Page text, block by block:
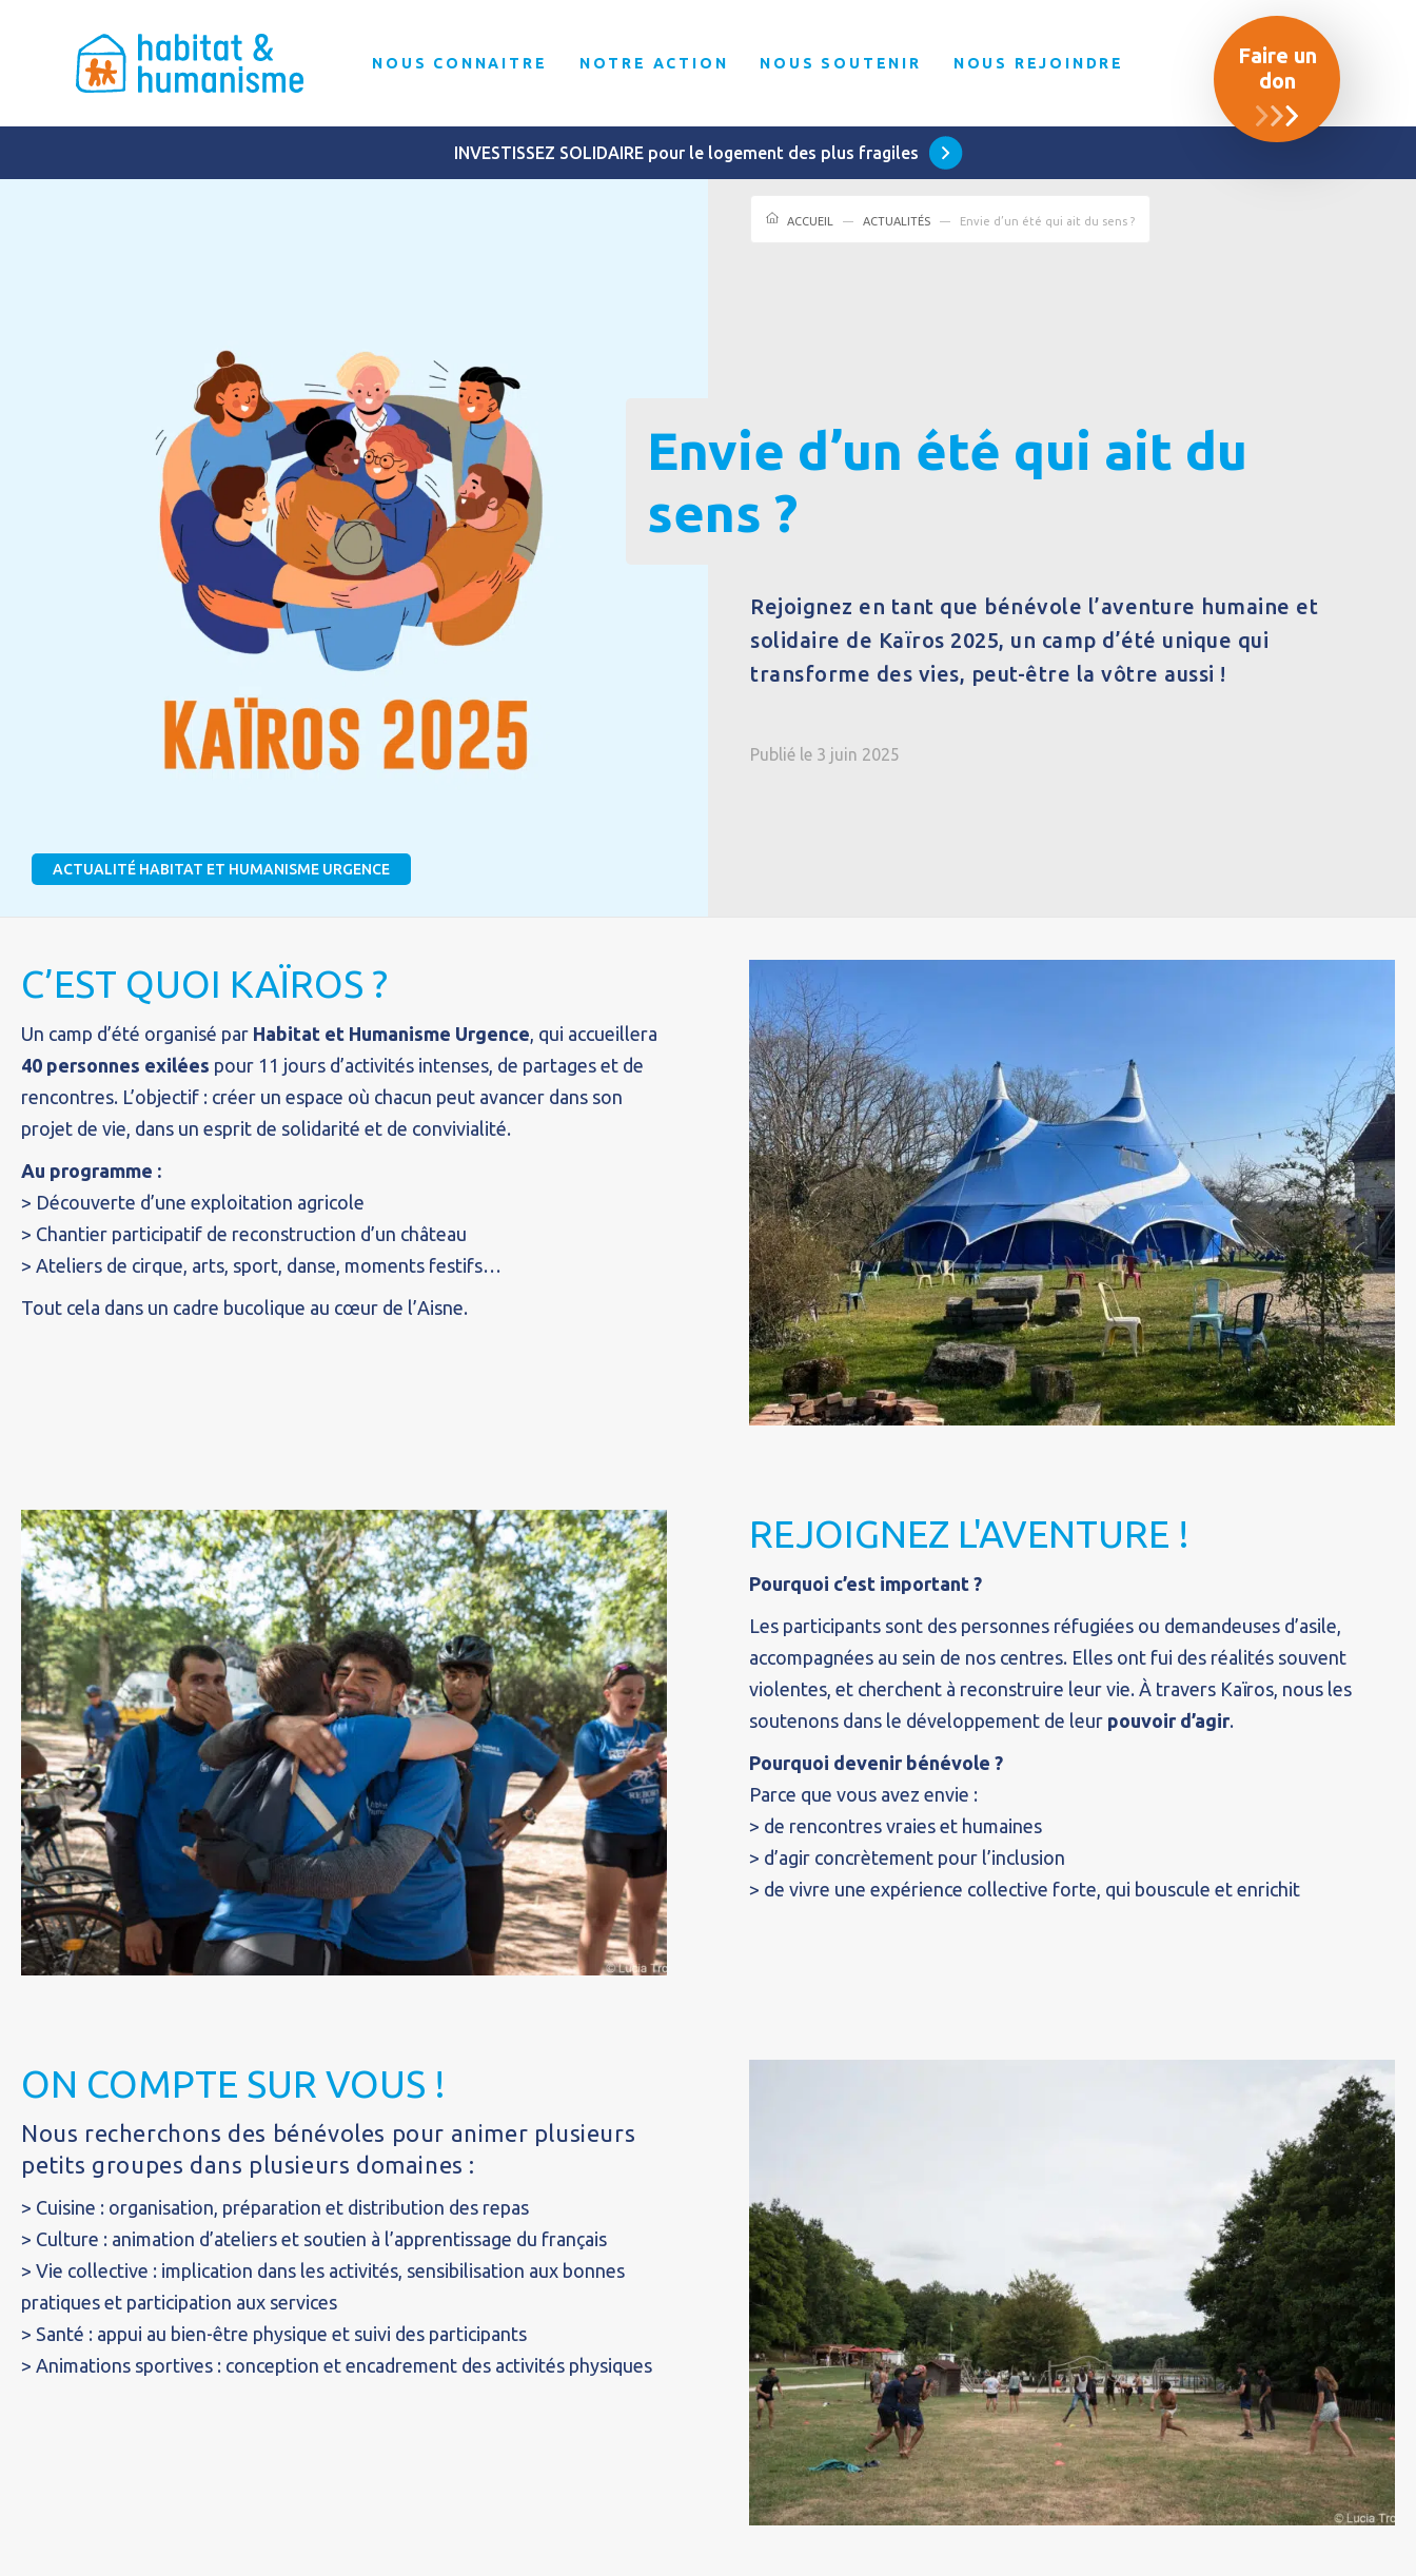
NOUS CONNAITRE NOTRE ACTION NOUS SOUTENIR NOUS REJOINDRE
Faire un
don
INVESTISSEZ SOLIDAIRE pour le logement des plus fragiles
ACTUALITÉ HABITAT ET HUMANISME URGENCE
ACCUEIL ACTUALITÉS Envie d’un été qui ait du sens ?
Envie d’un été qui ait du
sens ?
Rejoignez en tant que bénévole l’aventure humaine et
solidaire de Kaïros 2025, un camp d’été unique qui
transforme des vies, peut-être la vôtre aussi !
Publié le 3 juin 2025
C’EST QUOI KAÏROS ?
Un camp d’été organisé par Habitat et Humanisme Urgence, qui accueillera
40 personnes exilées pour 11 jours d’activités intenses, de partages et de
rencontres. L’objectif : créer un espace où chacun peut avancer dans son
projet de vie, dans un esprit de solidarité et de convivialité.
Au programme :
> Découverte d’une exploitation agricole
> Chantier participatif de reconstruction d’un château
> Ateliers de cirque, arts, sport, danse, moments festifs…
Tout cela dans un cadre bucolique au cœur de l’Aisne.
REJOIGNEZ L'AVENTURE !
Pourquoi c’est important ?
Les participants sont des personnes réfugiées ou demandeuses d’asile,
accompagnées au sein de nos centres. Elles ont fui des réalités souvent
violentes, et cherchent à reconstruire leur vie. À travers Kaïros, nous les
soutenons dans le développement de leur pouvoir d’agir.
Pourquoi devenir bénévole ?
Parce que vous avez envie :
> de rencontres vraies et humaines
> d’agir concrètement pour l’inclusion
> de vivre une expérience collective forte, qui bouscule et enrichit
ON COMPTE SUR VOUS !
Nous recherchons des bénévoles pour animer plusieurs
petits groupes dans plusieurs domaines :
> Cuisine : organisation, préparation et distribution des repas
> Culture : animation d’ateliers et soutien à l’apprentissage du français
> Vie collective : implication dans les activités, sensibilisation aux bonnes
pratiques et participation aux services
> Santé : appui au bien-être physique et suivi des participants
> Animations sportives : conception et encadrement des activités physiques